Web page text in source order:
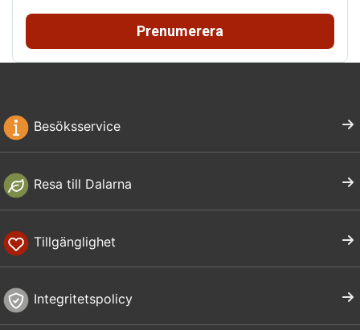
Prenumerera
Besöksservice
Resa till Dalarna
Tillgänglighet
Integritetspolicy